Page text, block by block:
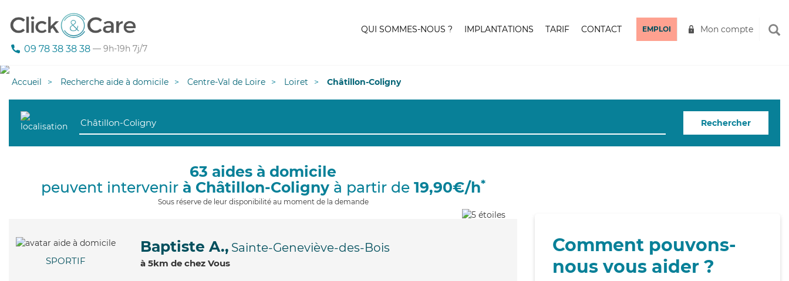
09 78 38 38 38 — 9h-19h 7j/7
QUI SOMMES-NOUS ? IMPLANTATIONS TARIF CONTACT EMPLOI Mon compte
Accueil Recherche aide à domicile Centre-Val de Loire Loiret Châtillon-Coligny
Rechercher
63 aides à domicile
peuvent intervenir à Châtillon-Colignyà partir de 19,90€/h*
Sous réserve de leur disponibilité au moment de la demande
SPORTIF
Baptiste A., Sainte-Geneviève-des-Bois
à 5km de chez Vous
Comment pouvons-
nous vous aider ?